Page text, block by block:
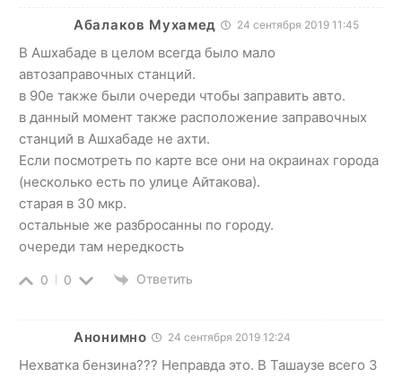
Абалаков Мухамед 24 сентября 2019 11:45
В Ашхабаде в целом всегда было мало
автозаправочных станций.
в 90е также были очереди чтобы заправить авто.
в данный момент также расположение заправочных
станций в Ашхабаде не ахти.
Если посмотреть по карте все они на окраинах города
(несколько есть по улице Айтакова).
старая в 30 мкр.
остальные же разбросанны по городу.
очереди там нередкость
0 0 Ответить
Анонимно 24 сентября 2019 12:24
Нехватка бензина??? Неправда это. В Ташаузе всего 3